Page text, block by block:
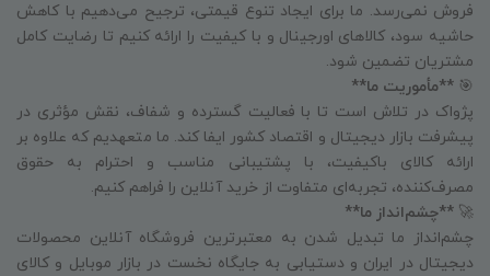
فروش نمی‌رسد. ما برای ایجاد تنوع قیمتی، ترجیح می‌دهیم با کاهش
حاشیه سود، کالاهای اورجینال و با کیفیت را ارائه کنیم تا رضایت کامل
مشتریان تضمین شود.
🎯 **مأموریت ما**
پژواک در تلاش است تا با فعالیت گسترده و شفاف، نقش مؤثری در
پیشرفت بازار دیجیتال و اقتصاد کشور ایفا کند. ما متعهدیم که علاوه بر
ارائه کالای باکیفیت، با پشتیبانی مناسب و احترام به حقوق
مصرف‌کننده، تجربه‌ای متفاوت از خرید آنلاین را فراهم کنیم.
🚀 **چشم‌انداز ما**
چشم‌انداز ما تبدیل شدن به معتبرترین فروشگاه آنلاین محصولات
دیجیتال در ایران و دستیابی به جایگاه نخست در بازار موبایل و کالای